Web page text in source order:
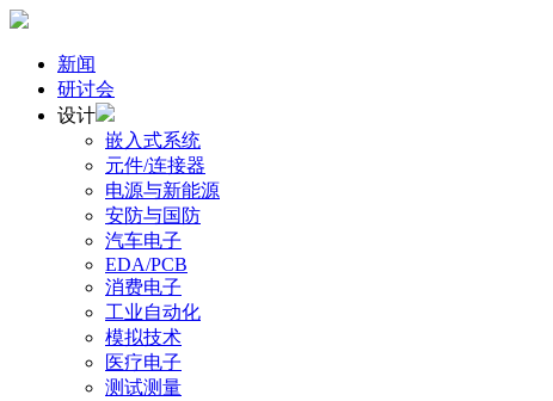
新闻
研讨会
设计
嵌入式系统
元件/连接器
电源与新能源
安防与国防
汽车电子
EDA/PCB
消费电子
工业自动化
模拟技术
医疗电子
测试测量